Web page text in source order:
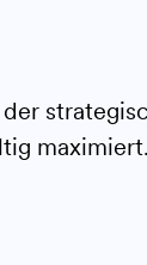
maximiert.